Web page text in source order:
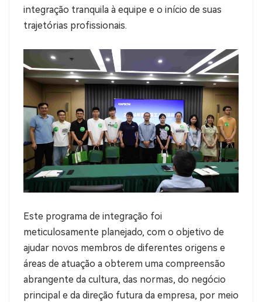
integração tranquila à equipe e o início de suas
trajetórias profissionais.
Este programa de integração foi
meticulosamente planejado, com o objetivo de
ajudar novos membros de diferentes origens e
áreas de atuação a obterem uma compreensão
abrangente da cultura, das normas, do negócio
principal e da direção futura da empresa, por meio